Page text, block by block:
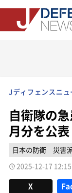
Jディフェンスニュ
自衛隊の
月分を公
日本の防衛
災害
2025-12-17 12:15
X